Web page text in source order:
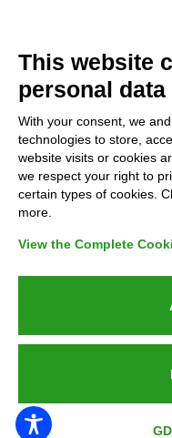
PUBLIC
Azienda
P.IVA
This website
personal
With your consent, we
technologies to store,
website visits or cookies
we respect your right to
certain types of cookies.
more.
View the Complete